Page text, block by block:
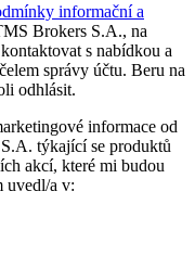
informační a
Brokers S.A., na
s nabídkou a
správy účtu. Beru na
odhlásit.
informace od
týkající se produktů
akcí, které mi budou
uvedl/a v: